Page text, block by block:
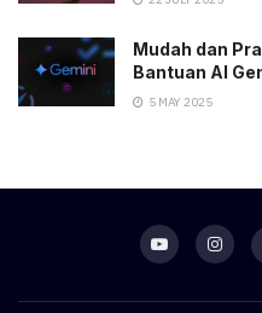
Mudah dan
Bantuan AI
5 MAY 2025